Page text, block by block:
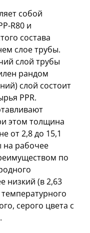
собой
R80 и
состава
слое трубы.
слой трубы
рандом
слой состоит
РРR.
этом толщина
от 2,8 до 15,1
на рабочее
по
низкий (в 2,63
серого цвета с